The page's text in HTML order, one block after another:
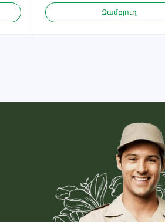
Զամբյուղ